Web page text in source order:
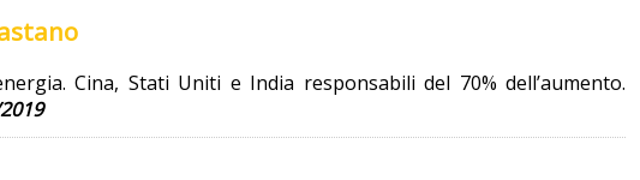
Cina, Stati Uniti e India responsabili del 70% dell’aumento.